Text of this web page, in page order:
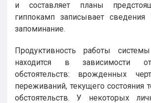
и составляет планы
гиппокамп записывает
запоминание.
Продуктивность работы
находится в зависимости
обстоятельств: врожденных
переживаний, текущего состояния
обстоятельств. У некоторых